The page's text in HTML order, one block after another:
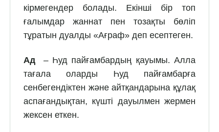
кірмегендер болады. Екінші бір топ
ғалымдар жаннат пен тозақты бөліп
тұратын дуалды «Ағраф» деп есептеген.
Ад – Һуд пайғамбардың қауымы. Алла
тағала оларды Һуд пайғамбарға
сенбегендіктен және айтқандарына құлақ
аспағандықтан, күшті дауылмен жермен
жексен еткен.